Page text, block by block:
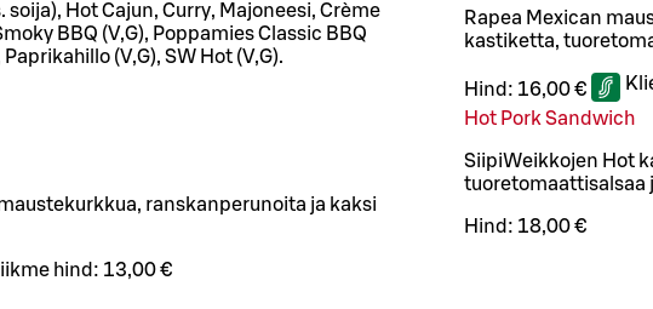
soija), Hot Cajun, Curry, Majoneesi, Crème
BBQ (V,G), Poppamies Classic BBQ
(V,G), SW Hot (V,G).
ranskanperunoita ja kaksi
hind: 13,00 €
Rapea Mexican
kastiketta,
Hind: 16,00 €
Hot Pork Sandwich
SiipiWeikkojen Hot
tuoretomaattisalsaa
Hind: 18,00 €